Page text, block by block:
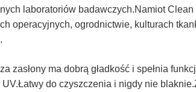
laboratoriów badawczych.Namiot Clean
operacyjnych, ogrodnictwie, kulturach
zasłony ma dobrą gładkość i spełnia
do czyszczenia i nigdy nie